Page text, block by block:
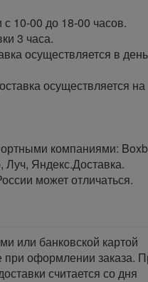
10-00 до 18-00 часов.
3 часа.
осуществляется в день
осуществляется на
компаниями:
Яндекс.Доставка.
может отличаться.
или банковской картой
при оформлении заказа.
считается со дня